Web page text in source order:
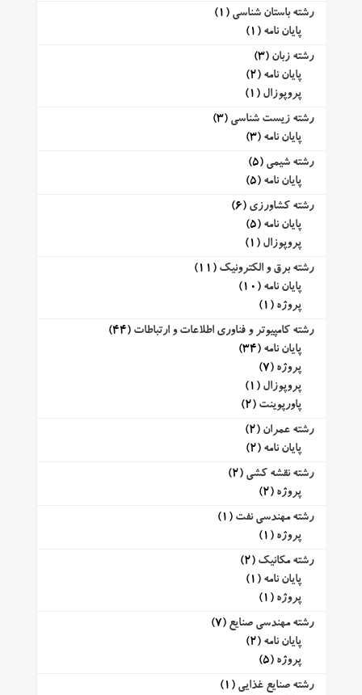
رشته باستان شناسی (1)
پایان نامه (1)
رشته زبان (3)
پایان نامه (2)
پروپوزال (1)
رشته زیست شناسی (3)
پایان نامه (3)
رشته شیمی (5)
پایان نامه (5)
رشته کشاورزی (6)
پایان نامه (5)
پروپوزال (1)
رشته برق و الکترونیک (11)
پایان نامه (10)
پروژه (1)
رشته کامپیوتر و فناوری اطلاعات و ارتباطات (44)
پایان نامه (34)
پروژه (7)
پروپوزال (1)
پاورپوینت (2)
رشته عمران (2)
پایان نامه (2)
رشته نقشه کشی (2)
پروژه (2)
رشته مهندسی نفت (1)
پروژه (1)
رشته مکانیک (2)
پایان نامه (1)
پروژه (1)
رشته مهندسی صنایع (7)
پایان نامه (2)
پروژه (5)
رشته صنایع غذایی (1)